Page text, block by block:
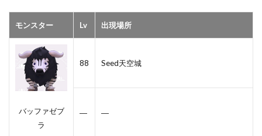
モンスター Lv 出現場所
バッファゼブ
ラ
88 Seed天空城
― ―